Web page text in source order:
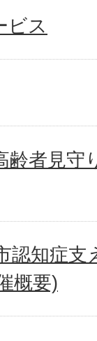
ビス
齢者見
認知症
概要)